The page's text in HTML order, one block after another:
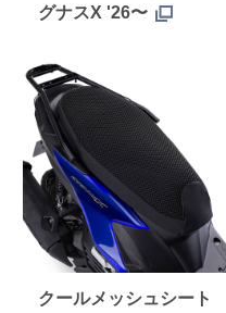
グナスX '26〜
クールメッシュシート